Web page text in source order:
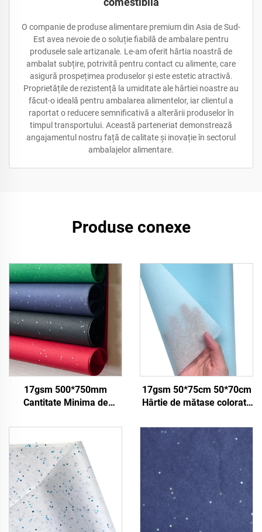
O companie de produse alimentare premium din Asia de Sud-
Est avea nevoie de o soluție fiabilă de ambalare pentru
produsele sale artizanale. Le-am oferit hârtia noastră de
ambalat subțire, potrivită pentru contact cu alimente, care
asigură prospețimea produselor și este estetic atractivă.
Proprietățile de rezistență la umiditate ale hârtiei noastre au
făcut-o ideală pentru ambalarea alimentelor, iar clientul a
raportat o reducere semnificativă a alterării produselor în
timpul transportului. Această parteneriat demonstrează
angajamentul nostru față de calitate și inovație în sectorul
ambalajelor alimentare.
Produse conexe
17gsm 500*750mm
Cantitate Minima de
Fabrica de Hartie de
Ambalaj Colorata pentru
Cadouri Alimentare si
Suveniruri Calitate
Ridicata
17gsm 50*75cm 50*70cm
Hârtie de mătase colorată
în vrac Hârtie pentru
ambalaj Hârtie de mătase
pentru pietre prețioase